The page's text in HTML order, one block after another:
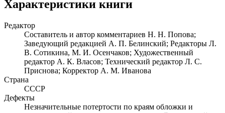
Характеристики книги
Редактор
Составитель и автор комментариев Н. Н. Попова;
Заведующий редакцией А. П. Белинский; Редакторы Л.
В. Сотикина, М. И. Осенчаков; Художественный
редактор А. К. Власов; Технический редактор Л. С.
Приснова; Корректор А. М. Иванова
Страна
СССР
Дефекты
Незначительные потертости по краям обложки и